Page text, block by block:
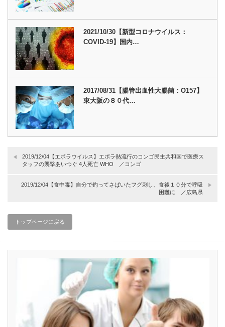
2021/10/30【新型コロナウイルス：
COVID-19】国内…
2017/08/31【腸管出血性大腸菌：O157】
東大阪の８０代…
2019/12/04【エボラウイルス】エボラ熱流行のコンゴ民主共和国で医療ス
タッフの襲撃あいつぐ 4人死亡 WHO ／コンゴ
2019/12/04【食中毒】自分で釣ってさばいたフグ刺し、食後１０分で呼吸
困難に ／広島県
トップページに戻る